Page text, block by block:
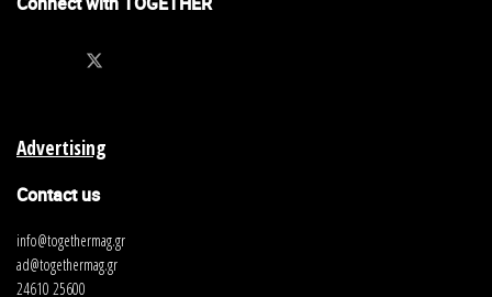
Advertising
Contact us
info@togethermag.gr
ad@togethermag.gr
24610 25600